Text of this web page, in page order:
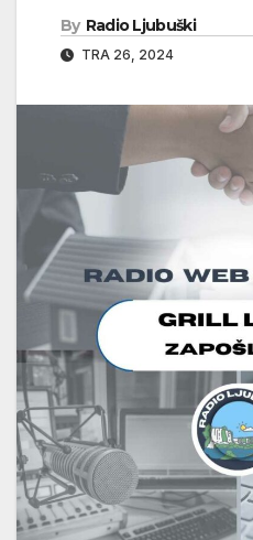
By Radio Ljubuški
TRA 26, 2024